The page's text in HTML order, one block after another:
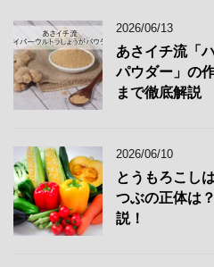
2026/06/13
あさイチ流「
パウダー」の
まで徹底解説
2026/06/10
とうもろこし
つぶの正体は
説！